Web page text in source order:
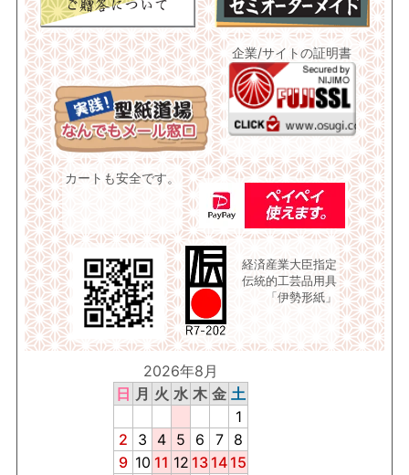
企業/サイトの証明書
カートも安全です。
経済産業大臣指定
伝統的工芸品用具
「伊勢形紙」
2026年8月
日 月 火 水 木 金 土
1
2
3 4 5 6 7
8
9 10 11 12 13 14 15